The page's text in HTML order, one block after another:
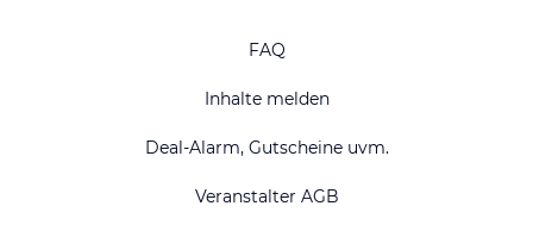
FAQ
Inhalte melden
Deal-Alarm, Gutscheine uvm.
Veranstalter AGB